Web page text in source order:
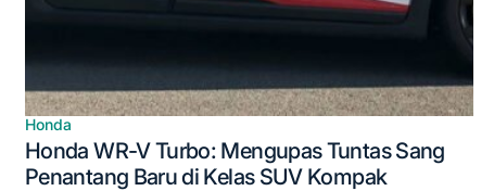
Posted
in
Honda
Honda WR-V Turbo: Mengupas Tuntas Sang
Penantang Baru di Kelas SUV Kompak